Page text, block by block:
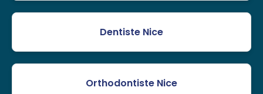
Dentiste Nice
Orthodontiste Nice